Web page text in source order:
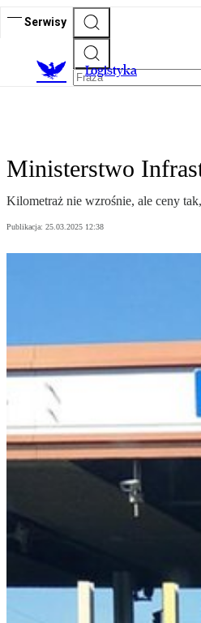
Serwisy
Logistyka
Ministerstwo
Kilometraż nie wzrośnie, ale ceny
Publikacja: 25.03.2025 12:38